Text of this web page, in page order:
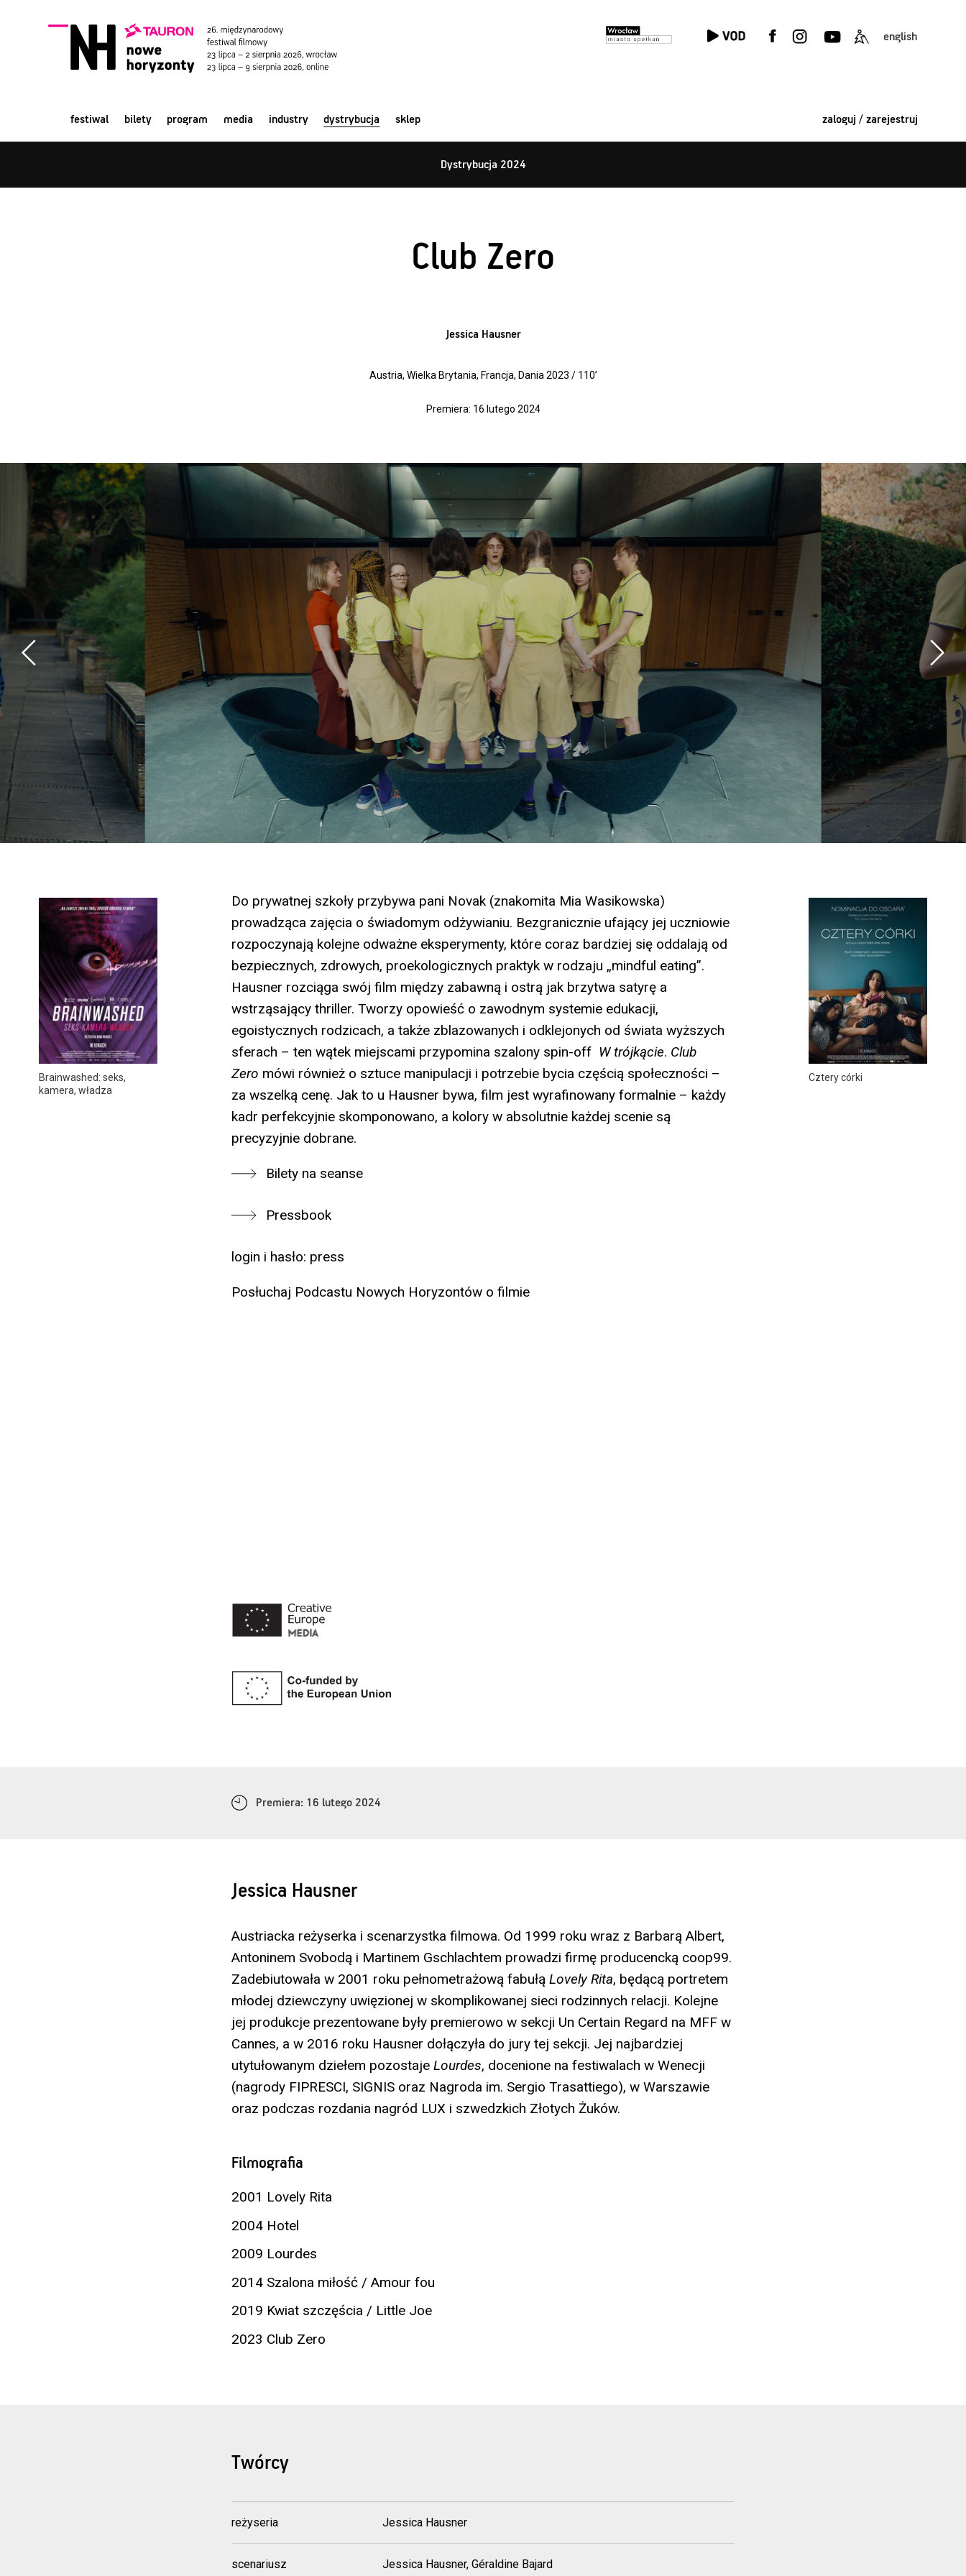
english
festiwal bilety program media industry dystrybucja sklep zaloguj / zarejestruj
Dystrybucja 2024
Club Zero
Jessica Hausner
Austria, Wielka Brytania, Francja, Dania 2023 / 110’
Premiera: 16 lutego 2024
Brainwashed: seks,
kamera, władza
Cztery córki
Do prywatnej szkoły przybywa pani Novak (znakomita Mia Wasikowska)
prowadząca zajęcia o świadomym odżywianiu. Bezgranicznie ufający jej uczniowie
rozpoczynają kolejne odważne eksperymenty, które coraz bardziej się oddalają od
bezpiecznych, zdrowych, proekologicznych praktyk w rodzaju „mindful eating”.
Hausner rozciąga swój film między zabawną i ostrą jak brzytwa satyrę a
wstrząsający thriller. Tworzy opowieść o zawodnym systemie edukacji,
egoistycznych rodzicach, a także zblazowanych i odklejonych od świata wyższych
sferach – ten wątek miejscami przypomina szalony spin-off W trójkącie. Club
Zero mówi również o sztuce manipulacji i potrzebie bycia częścią społeczności –
za wszelką cenę. Jak to u Hausner bywa, film jest wyrafinowany formalnie – każdy
kadr perfekcyjnie skomponowano, a kolory w absolutnie każdej scenie są
precyzyjnie dobrane.
Bilety na seanse
Pressbook
login i hasło: press
Posłuchaj Podcastu Nowych Horyzontów o filmie
Premiera: 16 lutego 2024
Jessica Hausner
Austriacka reżyserka i scenarzystka filmowa. Od 1999 roku wraz z Barbarą Albert,
Antoninem Svobodą i Martinem Gschlachtem prowadzi firmę producencką coop99.
Zadebiutowała w 2001 roku pełnometrażową fabułą Lovely Rita, będącą portretem
młodej dziewczyny uwięzionej w skomplikowanej sieci rodzinnych relacji. Kolejne
jej produkcje prezentowane były premierowo w sekcji Un Certain Regard na MFF w
Cannes, a w 2016 roku Hausner dołączyła do jury tej sekcji. Jej najbardziej
utytułowanym dziełem pozostaje Lourdes, docenione na festiwalach w Wenecji
(nagrody FIPRESCI, SIGNIS oraz Nagroda im. Sergio Trasattiego), w Warszawie
oraz podczas rozdania nagród LUX i szwedzkich Złotych Żuków.
Filmografia
2001 Lovely Rita
2004 Hotel
2009 Lourdes
2014 Szalona miłość / Amour fou
2019 Kwiat szczęścia / Little Joe
2023 Club Zero
Twórcy
reżyseria Jessica Hausner
scenariusz Jessica Hausner, Géraldine Bajard